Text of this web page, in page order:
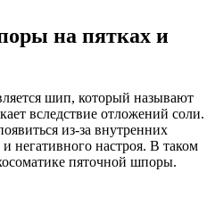
на пятках и
шип, который называют
вследствие отложений соли.
из-за внутренних
негативного настроя. В таком
пяточной шпоры.